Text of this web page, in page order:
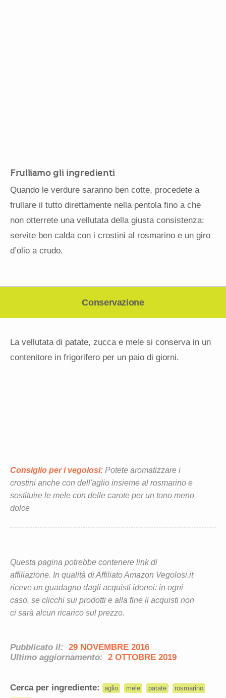
Frulliamo gli ingredienti
Quando le verdure saranno ben cotte, procedete a
frullare il tutto direttamente nella pentola fino a che
non otterrete una vellutata della giusta consistenza:
servite ben calda con i crostini al rosmarino e un giro
d’olio a crudo.
Conservazione
La vellutata di patate, zucca e mele si conserva in un
contenitore in frigorifero per un paio di giorni.
Consiglio per i vegolosi: Potete aromatizzare i
crostini anche con dell'aglio insieme al rosmarino e
sostituire le mele con delle carote per un tono meno
dolce
Questa pagina potrebbe contenere link di
affiliazione. In qualità di Affiliato Amazon Vegolosi.it
riceve un guadagno dagli acquisti idonei: in ogni
caso, se clicchi sui prodotti e alla fine li acquisti non
ci sarà alcun ricarico sul prezzo.
Pubblicato il: 29 NOVEMBRE 2016
Ultimo aggiornamento: 2 OTTOBRE 2019
Cerca per ingrediente: aglio mele patate
rosmarino